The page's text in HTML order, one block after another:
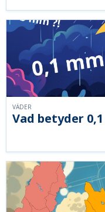
Vad betyder
VÄDER